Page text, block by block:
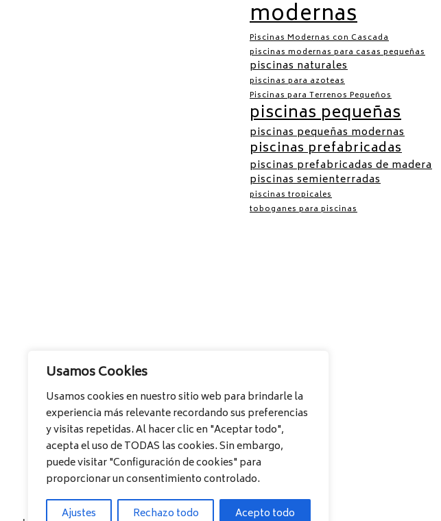
Usamos Cookies
Usamos cookies en nuestro sitio web para brindarle la
experiencia más relevante recordando sus preferencias
y visitas repetidas. Al hacer clic en "Aceptar todo",
acepta el uso de TODAS las cookies. Sin embargo,
puede visitar "Configuración de cookies" para
proporcionar un consentimiento controlado.
Ajustes
Rechazo todo Acepto todo
modernas
Piscinas Modernas con Cascada
piscinas modernas para casas pequeñas
piscinas naturales
piscinas para azoteas
Piscinas para Terrenos Pequeños
piscinas pequeñas
piscinas pequeñas modernas
piscinas prefabricadas
piscinas prefabricadas de madera
piscinas semienterradas
piscinas tropicales
toboganes para piscinas